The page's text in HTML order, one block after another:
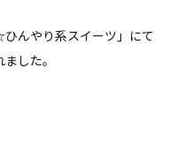
んやり系スイーツ」にて
した。